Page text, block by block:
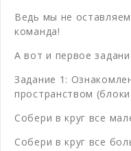
Ведь мы не
команда!
А вот и первое
Задание 1:
пространством
Собери в круг все
Собери в круг все